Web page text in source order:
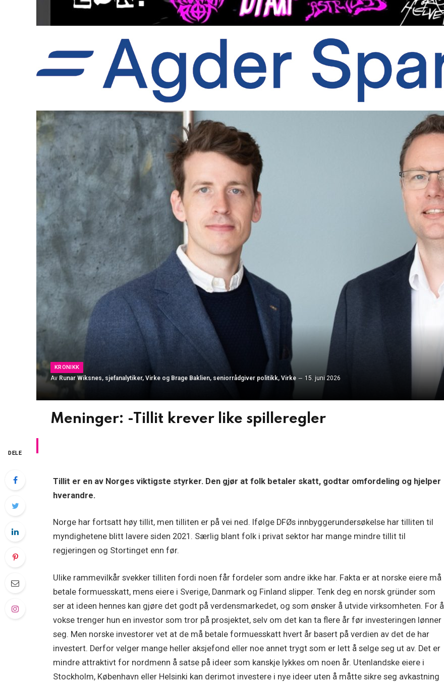
KRONIKK
Av Runar Wiksnes, sjefanalytiker, Virke og Brage Baklien, seniorrådgiver politikk, Virke 15. juni 2026
Meninger: -Tillit krever like spilleregler
DELE
Tillit er en av Norges viktigste styrker. Den gjør at folk betaler skatt, godtar omfordeling og hjelper
hverandre.
Norge har fortsatt høy tillit, men tilliten er på vei ned. Ifølge DFØs innbyggerundersøkelse har tilliten til
myndighetene blitt lavere siden 2021. Særlig blant folk i privat sektor har mange mindre tillit til
regjeringen og Stortinget enn før.
Ulike rammevilkår svekker tilliten fordi noen får fordeler som andre ikke har. Fakta er at norske eiere må
betale formuesskatt, mens eiere i Sverige, Danmark og Finland slipper. Tenk deg en norsk gründer som
ser at ideen hennes kan gjøre det godt på verdensmarkedet, og som ønsker å utvide virksomheten. For å
vokse trenger hun en investor som tror på prosjektet, selv om det kan ta flere år før investeringen lønner
seg. Men norske investorer vet at de må betale formuesskatt hvert år basert på verdien av det de har
investert. Derfor velger mange heller aksjefond eller noe annet trygt som er lett å selge seg ut av. Det er
mindre attraktivt for nordmenn å satse på ideer som kanskje lykkes om noen år. Utenlandske eiere i
Stockholm, København eller Helsinki kan derimot investere i nye ideer uten å måtte sikre seg avkastning